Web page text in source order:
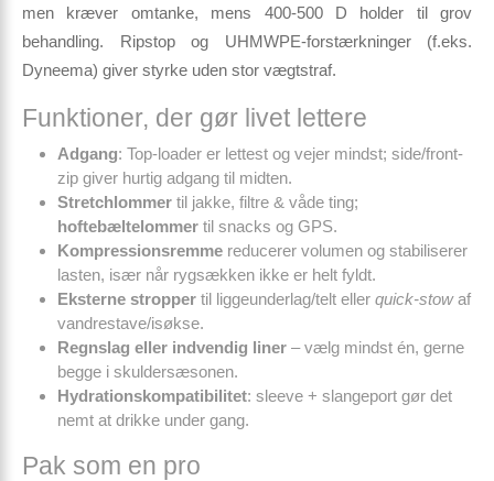
men kræver omtanke, mens 400-500 D holder til grov
behandling. Ripstop og UHMWPE-forstærkninger (f.eks.
Dyneema) giver styrke uden stor vægtstraf.
Funktioner, der gør livet lettere
Adgang: Top-loader er lettest og vejer mindst; side/front-
zip giver hurtig adgang til midten.
Stretchlommer til jakke, filtre & våde ting;
hoftebæltelommer til snacks og GPS.
Kompressionsremme reducerer volumen og stabiliserer
lasten, især når rygsækken ikke er helt fyldt.
Eksterne stropper til liggeunderlag/telt eller quick-stowaf
vandrestave/isøkse.
Regnslag eller indvendig liner – vælg mindst én, gerne
begge i skuldersæsonen.
Hydrationskompatibilitet: sleeve + slangeport gør det
nemt at drikke under gang.
Pak som en pro